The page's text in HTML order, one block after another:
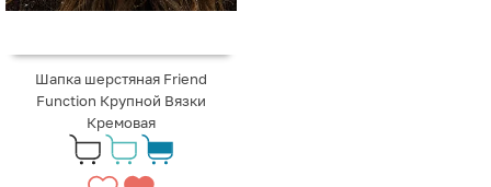
Шапка шерстяная Friend
Function Крупной Вязки
Кремовая